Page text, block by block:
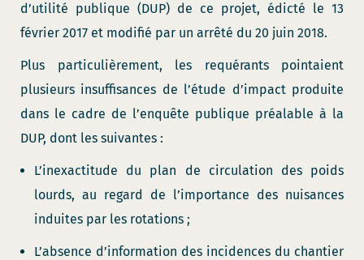
d’utilité publique (DUP) de ce projet, édicté le 13
février 2017 et modifié par un arrêté du 20 juin 2018.
Plus particulièrement, les requérants pointaient
plusieurs insuffisances de l’étude d’impact produite
dans le cadre de l’enquête publique préalable à la
DUP, dont les suivantes :
L’inexactitude du plan de circulation des poids
lourds, au regard de l’importance des nuisances
induites par les rotations ;
L’absence d’information des incidences du chantier